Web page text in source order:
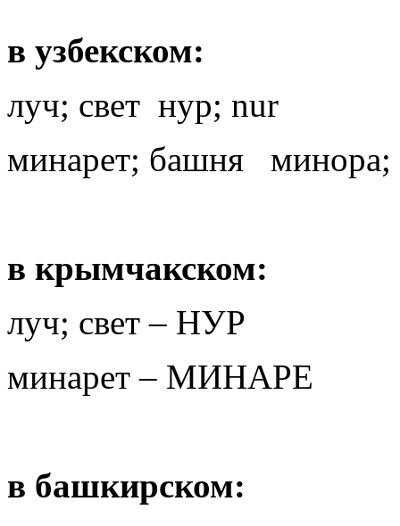
в узбекском:
луч; свет нур; nur
минарет; башня минора;
в крымчакском:
луч; свет – НУР
минарет – МИНАРЕ
в башкирском: